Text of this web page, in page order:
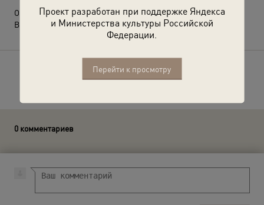
Проект разработан при поддержке Яндекса
и Министерства культуры Российской
Федерации.
Перейти к просмотру
О фотографии:
Выставка«Который час?»с этой фотографией.
Расскажите друзьям об этом фото
0 комментариев